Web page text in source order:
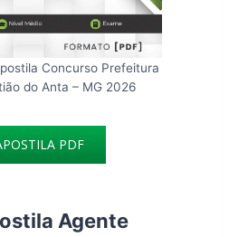
Concurso Prefeitura
do Anta – MG 2026
PDF
Agente